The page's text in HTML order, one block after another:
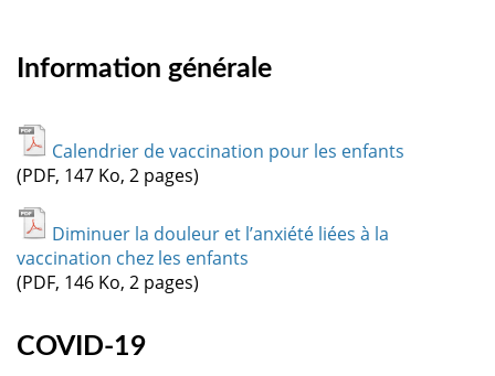
Information générale
Calendrier de vaccination pour les enfants
(PDF, 147 Ko, 2 pages)
Diminuer la douleur et l’anxiété liées à la
vaccination chez les enfants
(PDF, 146 Ko, 2 pages)
COVID-19